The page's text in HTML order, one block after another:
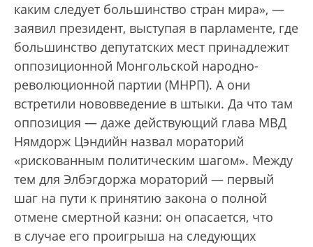
каким следует большинство стран мира», —
за­явил президент, выступая в парламенте, где
большинство депутатских мест принадлежит
оппозиционной Монгольской народно-
революционной партии (МНРП). А они
встретили нововведение в штыки. Да что там
оппозиция — даже действующий глава МВД
Нямдорж Цэндийн назвал мораторий
«рискованным политическим шагом». Между
тем для Элбэгдоржа мораторий — первый
шаг на пути к принятию закона о полной
отмене смертной казни: он опасается, что
в случае его проигрыша на следующих